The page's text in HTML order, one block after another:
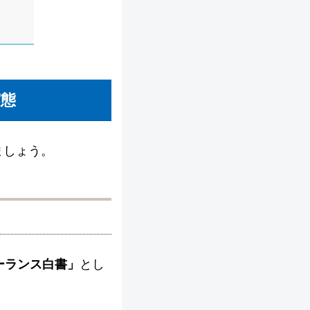
ょう。
ンス白書」 とし